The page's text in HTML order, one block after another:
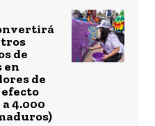
de
en
de
4.000